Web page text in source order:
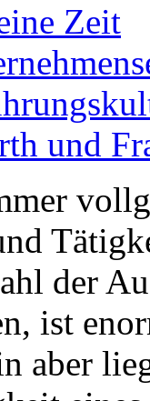
Zeit
und
der
ist
aber